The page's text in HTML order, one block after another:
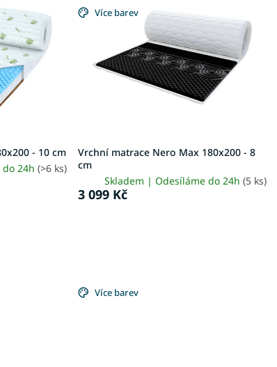
- 10 cm
do 24h(>6 ks)
Více barev
Vrchní matrace Nero Max 180x200 - 8
cm
Skladem | Odesíláme do 24h (5 ks)
3 099 Kč
Více barev